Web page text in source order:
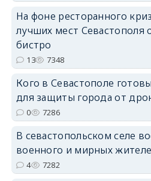
На фоне ресторанного
лучших мест Севастополя
бистро
13 7348
Кого в Севастополе
для защиты города от
0 7286
В севастопольском селе
военного и мирных
4 7282